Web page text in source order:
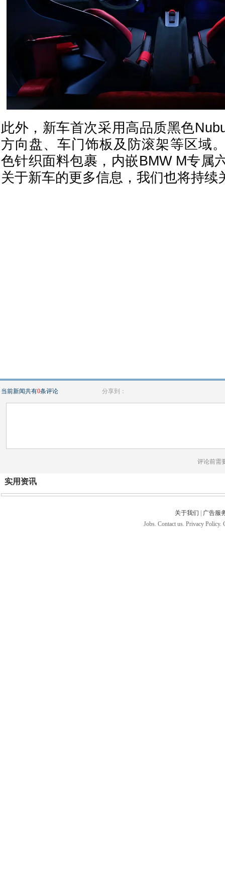
此外，新车首次采用高品质黑色
方向盘、车门饰板及防滚架等区域
色针织面料包裹，内嵌BMW M专属
关于新车的更多信息，我们也将持续
当前新闻共有0条评论 分享到：
评论前需
实用资讯
关于我们
广告服
Jobs. Contact us. Privacy